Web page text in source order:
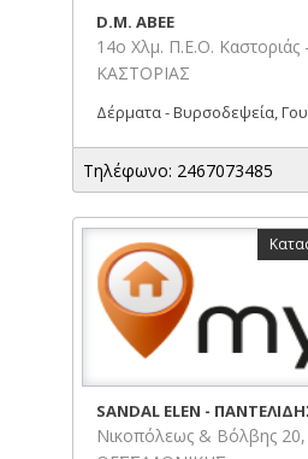
D.M. ΑΒΕΕ
14ο Χλμ. Π.Ε.Ο. Καστοριάς
ΚΑΣΤΟΡΙΑΣ
Δέρματα - Βυρσοδεψεία,
Τηλέφωνο: 2467073485
SANDAL ELEN -
Νικοπόλεως & Βόλβης